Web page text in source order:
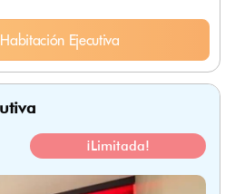
Ejecutiva
¡Limitada!